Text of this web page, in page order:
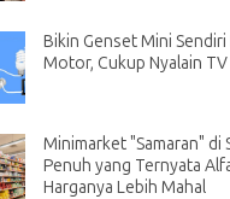
Bikin Genset Mini Sendiri
Motor, Cukup Nyalain TV
Minimarket "Samaran" di
Penuh yang Ternyata
Harganya Lebih Mahal